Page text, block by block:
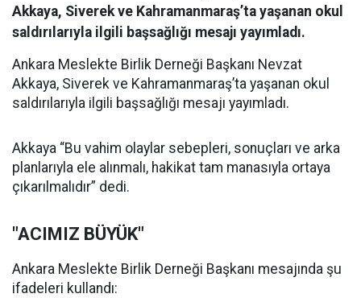
Akkaya, Siverek ve Kahramanmaraş’ta yaşanan okul
saldırılarıyla ilgili başsağlığı mesajı yayımladı.
Ankara Meslekte Birlik Derneği Başkanı Nevzat
Akkaya, Siverek ve Kahramanmaraş’ta yaşanan okul
saldırılarıyla ilgili başsağlığı mesajı yayımladı.
Akkaya “Bu vahim olaylar sebepleri, sonuçları ve arka
planlarıyla ele alınmalı, hakikat tam manasıyla ortaya
çıkarılmalıdır” dedi.
"ACIMIZ BÜYÜK"
Ankara Meslekte Birlik Derneği Başkanı mesajında şu
ifadeleri kullandı: